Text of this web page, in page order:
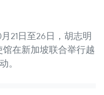
21日至26日，胡志明
在新加坡联合举行越
。